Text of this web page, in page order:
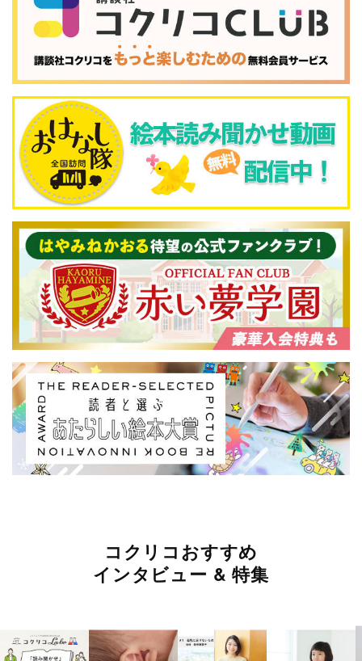
コクリコおすすめ
インタビュー & 特集